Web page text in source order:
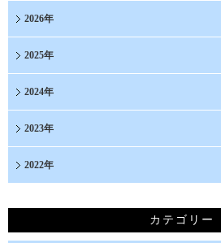
2026年
2025年
2024年
2023年
2022年
カテゴリー